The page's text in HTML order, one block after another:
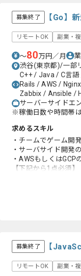
-CI/CD環境構築や
-課題解決や業務改
募集終了 【Go】
リモートOK 副業・
〜80万円／月
渋谷(東京都)/一部
C++ / Java / C言
Rails / AWS /
Zabbix / Ansible /
サーバーサイドエ
※稼働日数や時間帯
求めるスキル
・チームでゲーム開
・サーバサイド開発
・AWSもしくはGCP
【下記から1点必須】
・0→1で新規サービ
・モダンなアーキテ
・課題解決や業務改
募集終了 【
リモートOK 副業・